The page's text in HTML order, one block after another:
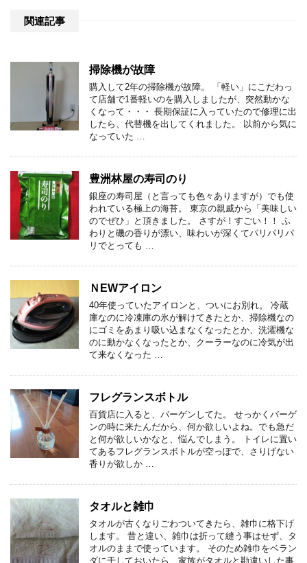
関連記事
掃除機が故障
購入して2年の掃除機が故障。 「軽い」にこだわっ
て店舗で1番軽いのを購入しましたが、突然動かな
くなって・・・ 長期保証に入っていたので修理に出
したら、代替機を出してくれました。 以前から気に
なっていた …
豊洲林屋の寿司のり
銀座の寿司屋（と言っても色々ありますが）でも使
われている極上の海苔。 東京の親戚から「美味しい
のでぜひ」と頂きました。 さすが！すごい！！ ふ
わりと磯の香りが漂い、味わいが深くてパリパリパ
リでとっても …
ＮEWアイロン
40年使っていたアイロンと、ついにお別れ。 冷蔵
庫なのに冷凍庫の氷が解けてきたとか、掃除機なの
にゴミをあまり吸い込まなくなったとか、洗濯機な
のに動かなくなったとか、クーラーなのに冷気が出
て来なくなった …
フレグランスボトル
百貨店に入ると、バーゲンしてた。 せっかくバーゲ
ンの時に来たんだから、何か欲しいよね。でも急だ
と何が欲しいかなと、悩んでしまう。 トイレに置い
てあるフレグランスボトルが空っぽで、さりげない
香りが欲しか …
タオルと雑巾
タオルが古くなりごわついてきたら、雑巾に格下げ
します。 昔と違い、雑巾は折って縫う事はせず、タ
オルのままで使っています。 そのため雑巾をベラン
ダに干しておいたら、家族がタオルと勘違いした事